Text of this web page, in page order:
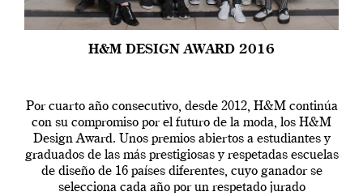
H&M DESIGN AWARD 2016
Por cuarto año consecutivo, desde 2012, H&M continúa
con su compromiso por el futuro de la moda, los H&M
Design Award. Unos premios abiertos a estudiantes y
graduados de las más prestigiosas y respetadas escuelas
de diseño de 16 países diferentes, cuyo ganador se
selecciona cada año por un respetado jurado